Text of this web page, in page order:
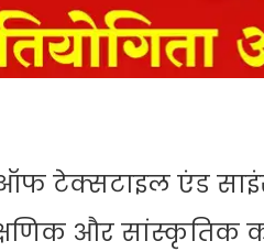
टेक्सटाइल एंड
और सांस्कृतिक